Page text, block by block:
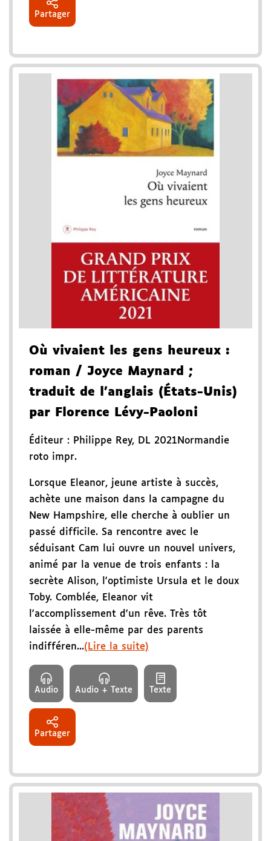
Partager
Où vivaient les gens heureux :
roman / Joyce Maynard
;
traduit de l'anglais (États-Unis)
par Florence Lévy-Paoloni
Éditeur : Philippe Rey, DL 2021 Normandie
roto impr.
Lorsque Eleanor, jeune artiste à succès,
achète une maison dans la campagne du
New Hampshire, elle cherche à oublier un
passé difficile. Sa rencontre avec le
séduisant Cam lui ouvre un nouvel univers,
animé par la venue de trois enfants : la
secrète Alison, l'optimiste Ursula et le doux
Toby. Comblée, Eleanor vit
l'accomplissement d'un rêve. Très tôt
laissée à elle-même par des parents
indifféren...(Lire la suite)
Audio Audio + Texte Texte
Partager